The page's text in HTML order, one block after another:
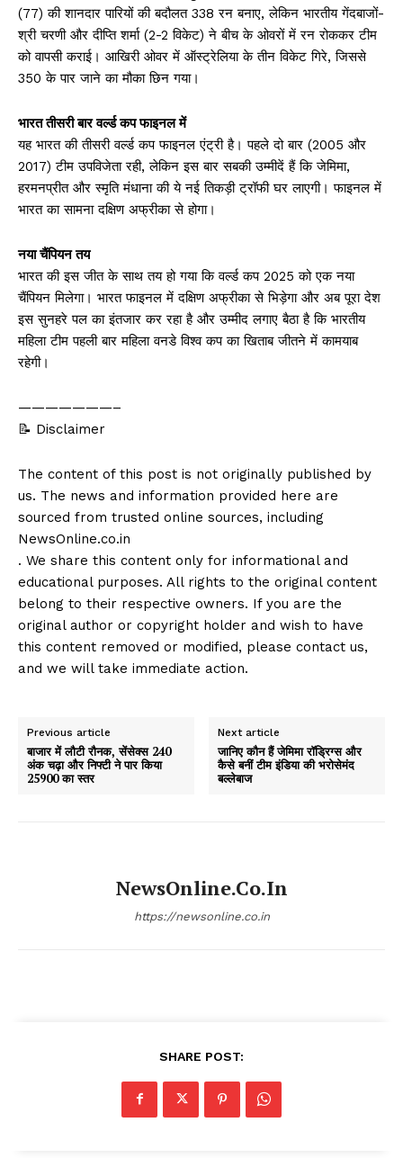
(77) की शानदार पारियों की बदौलत 338 रन बनाए, लेकिन भारतीय गेंदबाजों-
श्री चरणी और दीप्ति शर्मा (2-2 विकेट) ने बीच के ओवरों में रन रोककर टीम
को वापसी कराई। आखिरी ओवर में ऑस्ट्रेलिया के तीन विकेट गिरे, जिससे
350 के पार जाने का मौका छिन गया।
भारत तीसरी बार वर्ल्ड कप फाइनल में
यह भारत की तीसरी वर्ल्ड कप फाइनल एंट्री है। पहले दो बार (2005 और
2017) टीम उपविजेता रही, लेकिन इस बार सबकी उम्मीदें हैं कि जेमिमा,
हरमनप्रीत और स्मृति मंधाना की ये नई तिकड़ी ट्रॉफी घर लाएगी। फाइनल में
भारत का सामना दक्षिण अफ्रीका से होगा।
नया चैंपियन तय
भारत की इस जीत के साथ तय हो गया कि वर्ल्ड कप 2025 को एक नया
चैंपियन मिलेगा। भारत फाइनल में दक्षिण अफ्रीका से भिड़ेगा और अब पूरा देश
इस सुनहरे पल का इंतजार कर रहा है और उम्मीद लगाए बैठा है कि भारतीय
महिला टीम पहली बार महिला वनडे विश्व कप का खिताब जीतने में कामयाब
रहेगी।
———————–
📝 Disclaimer
The content of this post is not originally published by
us. The news and information provided here are
sourced from trusted online sources, including
NewsOnline.co.in
. We share this content only for informational and
educational purposes. All rights to the original content
belong to their respective owners. If you are the
original author or copyright holder and wish to have
this content removed or modified, please contact us,
and we will take immediate action.
Previous article
बाजार में लौटी रौनक, सेंसेक्स 240
अंक चढ़ा और निफ्टी ने पार किया
25900 का स्तर
Next article
जानिए कौन हैं जेमिमा रॉड्रिग्स और
कैसे बनीं टीम इंडिया की भरोसेमंद
बल्लेबाज
NewsOnline.co.in
https://newsonline.co.in
SHARE POST: